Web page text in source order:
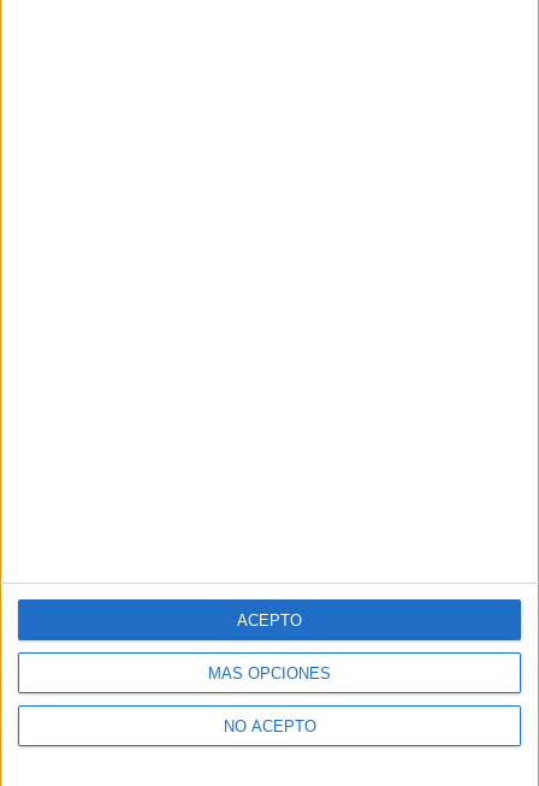
MÁS OPCIONES
NO ACEPTO
ACEPTO